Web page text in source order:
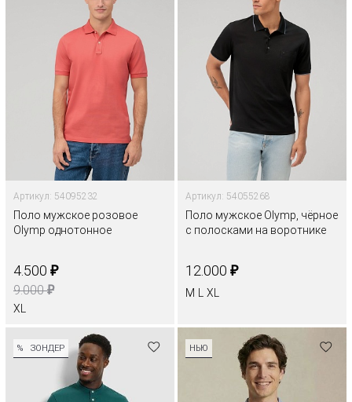
Артикул: 54095232
Поло мужское розовое
Olymp однотонное
4.500 ₽
9.000₽
XL
Артикул: 54055268
Поло мужское Olymp, чёрное
с полосками на воротнике
12.000 ₽
M XL
% ЗОНДЕР НЬЮ